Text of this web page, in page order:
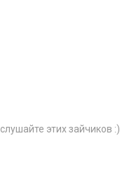
этих зайчиков :)